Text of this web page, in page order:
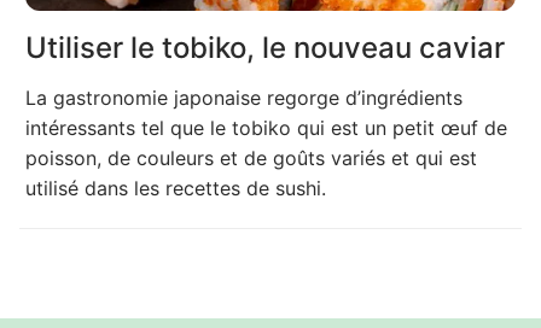
Utiliser le tobiko, le nouveau caviar
La gastronomie japonaise regorge d’ingrédients
intéressants tel que le tobiko qui est un petit œuf de
poisson, de couleurs et de goûts variés et qui est
utilisé dans les recettes de sushi.